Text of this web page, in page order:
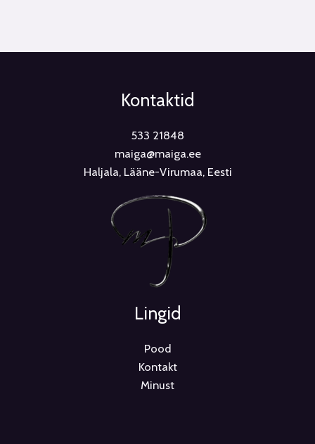
Kontaktid
533 21848
maiga@maiga.ee
Haljala, Lääne-Virumaa, Eesti
Lingid
Pood
Kontakt
Minust